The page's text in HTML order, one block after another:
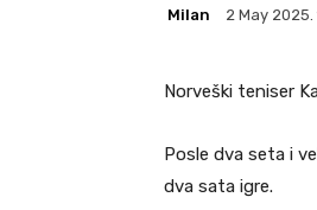
Milan 2 May 2025.
Norveški teniser
Posle dva seta i
dva sata igre.